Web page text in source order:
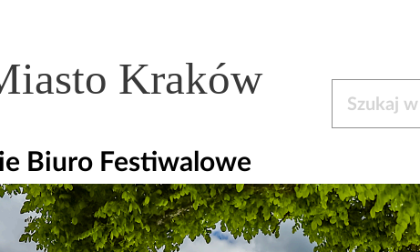
Kraków
Biuro Festiwalowe